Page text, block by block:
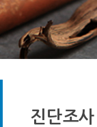
진단조사